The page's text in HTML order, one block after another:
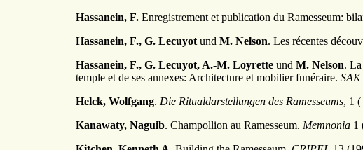
Hassanein, F. Enregistrement et publication du Ramesseum:
Hassanein, F., G. Lecuyot und M. Nelson. Les récentes
Hassanein, F., G. Lecuyot, A.-M. Loyrette und M. Nelson.
temple et de ses annexes: Architecture et mobilier funéraire. SAK
Helck, Wolfgang. Die Ritualdarstellungen des Ramesseums, 1
Kanawaty, Naguib. Champollion au Ramesseum. Memnonia 1